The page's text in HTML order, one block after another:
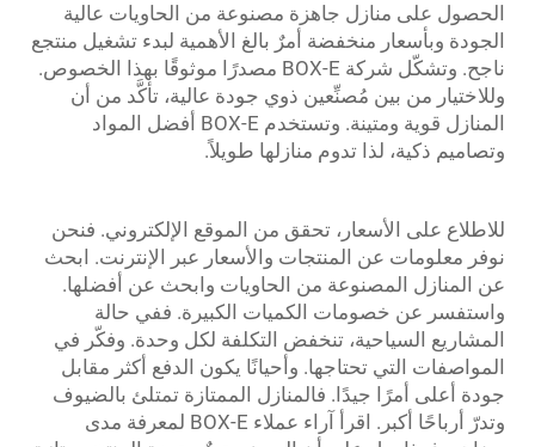
الحصول على منازل جاهزة مصنوعة من الحاويات عالية
الجودة وبأسعار منخفضة أمرٌ بالغ الأهمية لبدء تشغيل منتجع
ناجح. وتشكّل شركة BOX-E مصدرًا موثوقًا بهذا الخصوص.
وللاختيار من بين مُصنِّعين ذوي جودة عالية، تأكَّد من أن
المنازل قوية ومتينة. وتستخدم BOX-E أفضل المواد
وتصاميم ذكية، لذا تدوم منازلها طويلاً.
للاطلاع على الأسعار، تحقق من الموقع الإلكتروني. فنحن
نوفر معلومات عن المنتجات والأسعار عبر الإنترنت. ابحث
عن المنازل المصنوعة من الحاويات وابحث عن أفضلها.
واستفسر عن خصومات الكميات الكبيرة. ففي حالة
المشاريع السياحية، تنخفض التكلفة لكل وحدة. وفكّر في
المواصفات التي تحتاجها. وأحيانًا يكون الدفع أكثر مقابل
جودة أعلى أمرًا جيدًا. فالمنازل الممتازة تمتلئ بالضيوف
وتدرّ أرباحًا أكبر. اقرأ آراء عملاء BOX-E لمعرفة مدى